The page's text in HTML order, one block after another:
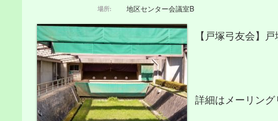
場所: 地区センター会議室B
【戸塚弓友会】
詳細はメーリング